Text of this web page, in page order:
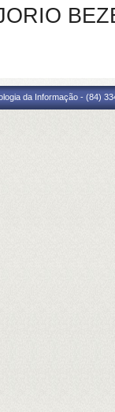
da Informação - (84)